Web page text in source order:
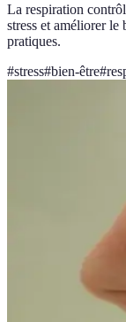
La respiration
stress et améliorer le
pratiques.
#stress#bien-être#